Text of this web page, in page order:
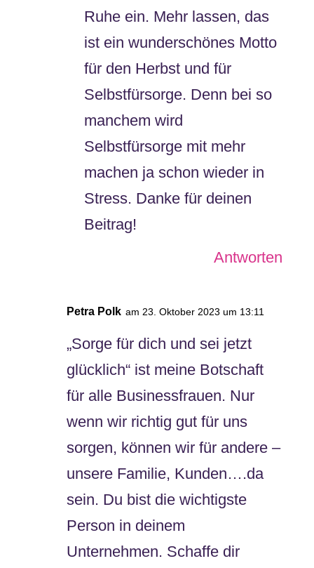
Ruhe ein. Mehr lassen, das
ist ein wunderschönes Motto
für den Herbst und für
Selbstfürsorge. Denn bei so
manchem wird
Selbstfürsorge mit mehr
machen ja schon wieder in
Stress. Danke für deinen
Beitrag!
Antworten
Petra Polk am 23. Oktober 2023 um 13:11
„Sorge für dich und sei jetzt
glücklich“ ist meine Botschaft
für alle Businessfrauen. Nur
wenn wir richtig gut für uns
sorgen, können wir für andere –
unsere Familie, Kunden….da
sein. Du bist die wichtigste
Person in deinem
Unternehmen. Schaffe dir